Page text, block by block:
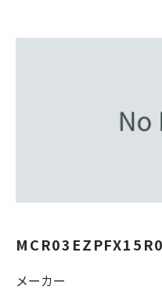
MCR03EZPFX15R0
メーカー